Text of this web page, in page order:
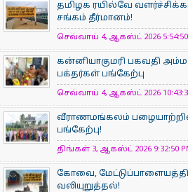
தமிழக ரயில்வே
சங்கம் தீர்மானம்!
செவ்வாய் 4, ஆகஸ்ட் 2026 5:54:50
கன்னியாகுமரி பகவதி
பக்தர்கள் பங்கேற்பு
செவ்வாய் 4, ஆகஸ்ட் 2026 10:43:32
வீராணமங்கலம்
பங்கேற்பு!
திங்கள் 3, ஆகஸ்ட் 2026 9:32:50
கோவை,
வலியுறுத்தல்!